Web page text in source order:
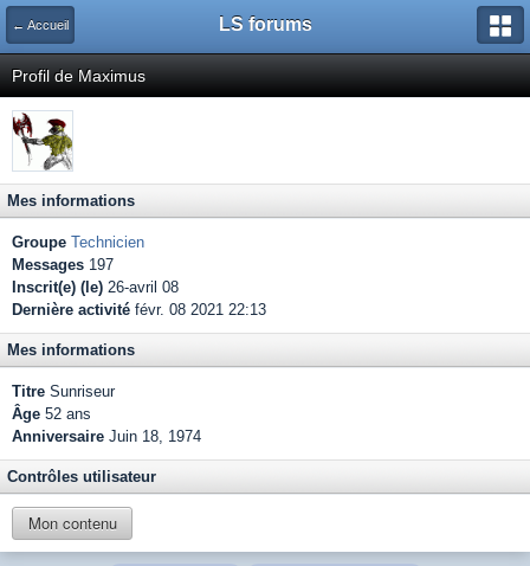
← Accueil LS forums
Profil de Maximus
Mes informations
Groupe Technicien
Messages 197
Inscrit(e) (le) 26-avril 08
Dernière activité févr. 08 2021 22:13
Mes informations
Titre Sunriseur
Âge 52 ans
Anniversaire Juin 18, 1974
Contrôles utilisateur
Mon contenu